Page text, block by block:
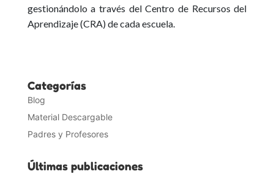
gestionándolo a través del Centro de Recursos del
Aprendizaje (CRA) de cada escuela.
Categorías
Blog
Material Descargable
Padres y Profesores
Últimas publicaciones